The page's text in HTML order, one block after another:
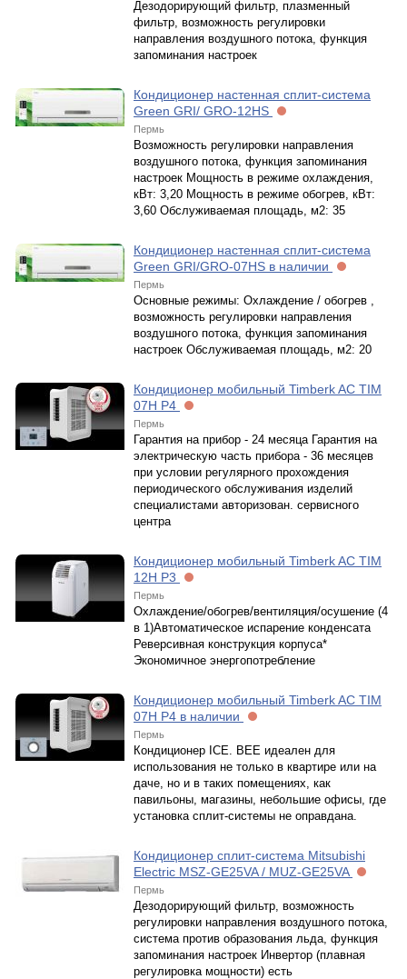
Дезодорирующий фильтр, плазменный
фильтр, возможность регулировки
направления воздушного потока, функция
запоминания настроек
Кондиционер настенная сплит-система
Green GRI/ GRO-12HS
Пермь
Возможность регулировки направления
воздушного потока, функция запоминания
настроек Мощность в режиме охлаждения,
кВт: 3,20 Мощность в режиме обогрев, кВт:
3,60 Обслуживаемая площадь, м2: 35
Кондиционер настенная сплит-система
Green GRI/GRO-07HS в наличии
Пермь
Основные режимы: Охлаждение / обогрев ,
возможность регулировки направления
воздушного потока, функция запоминания
настроек Обслуживаемая площадь, м2: 20
Кондиционер мобильный Timberk AC TIM
07H P4
Пермь
Гарантия на прибор - 24 месяца Гарантия на
электрическую часть прибора - 36 месяцев
при условии регулярного прохождения
периодического обслуживания изделий
специалистами авторизован. сервисного
центра
Кондиционер мобильный Timberk AC TIM
12H P3
Пермь
Охлаждение/обогрев/вентиляция/осушение (4
в 1)Автоматическое испарение конденсата
Реверсивная конструкция корпуса*
Экономичное энергопотребление
Кондиционер мобильный Timberk AC TIM
07H P4 в наличии
Пермь
Кондиционер ICE. BEE идеален для
использования не только в квартире или на
даче, но и в таких помещениях, как
павильоны, магазины, небольшие офисы, где
установка сплит-системы не оправдана.
Кондиционер сплит-система Mitsubishi
Electric MSZ-GE25VA / MUZ-GE25VA
Пермь
Дезодорирующий фильтр, возможность
регулировки направления воздушного потока,
система против образования льда, функция
запоминания настроек Инвертор (плавная
регулировка мощности) есть